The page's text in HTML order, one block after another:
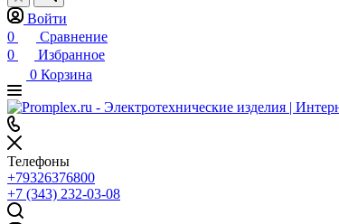
Войти
0
Сравнение
0
Избранное
0 Корзина
Телефоны
+79326376800
+7 (343) 232-03-08